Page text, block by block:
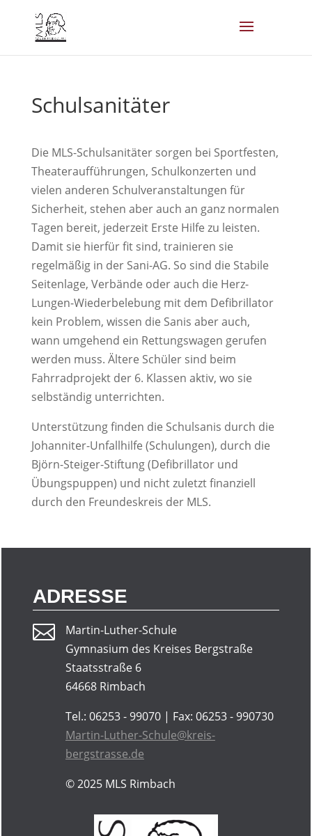
Schulsanitäter
Die MLS-Schulsanitäter sorgen bei Sportfesten,
Theateraufführungen, Schulkonzerten und
vielen anderen Schulveranstaltungen für
Sicherheit, stehen aber auch an ganz normalen
Tagen bereit, jederzeit Erste Hilfe zu leisten.
Damit sie hierfür fit sind, trainieren sie
regelmäßig in der Sani-AG. So sind die Stabile
Seitenlage, Verbände oder auch die Herz-
Lungen-Wiederbelebung mit dem Defibrillator
kein Problem, wissen die Sanis aber auch,
wann umgehend ein Rettungswagen gerufen
werden muss. Ältere Schüler sind beim
Fahrradprojekt der 6. Klassen aktiv, wo sie
selbständig unterrichten.
Unterstützung finden die Schulsanis durch die
Johanniter-Unfallhilfe (Schulungen), durch die
Björn-Steiger-Stiftung (Defibrillator und
Übungspuppen) und nicht zuletzt finanziell
durch den Freundeskreis der MLS.
ADRESSE

Martin-Luther-Schule
Gymnasium des Kreises Bergstraße
Staatsstraße 6
64668 Rimbach
Tel.: 06253 - 99070 | Fax: 06253 - 990730
Martin-Luther-Schule@kreis-
bergstrasse.de
© 2025MLS Rimbach